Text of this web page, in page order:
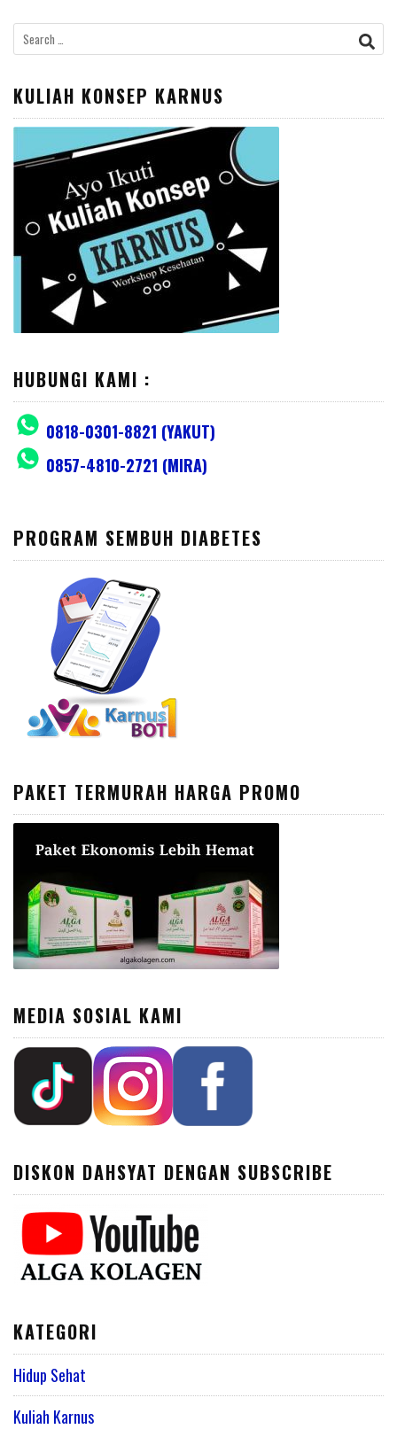
Search
for:
KULIAH KONSEP KARNUS
HUBUNGI KAMI :
0818-0301-8821 (YAKUT)
0857-4810-2721 (MIRA)
PROGRAM SEMBUH DIABETES
PAKET TERMURAH HARGA PROMO
MEDIA SOSIAL KAMI
DISKON DAHSYAT DENGAN SUBSCRIBE
KATEGORI
Hidup Sehat
Kuliah Karnus